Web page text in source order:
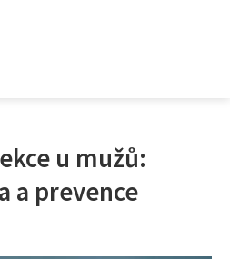
u mužů:
a prevence